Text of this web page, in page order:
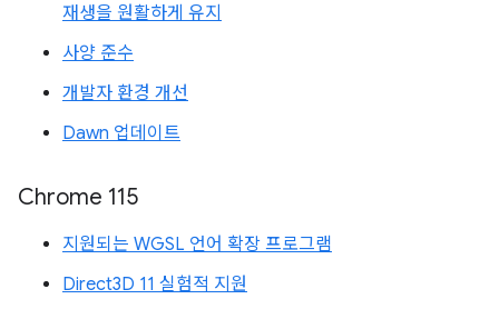
재생을 원활하게 유지
사양 준수
개발자 환경 개선
Dawn 업데이트
Chrome 115
지원되는 WGSL 언어 확장 프로그램
Direct3D 11 실험적 지원